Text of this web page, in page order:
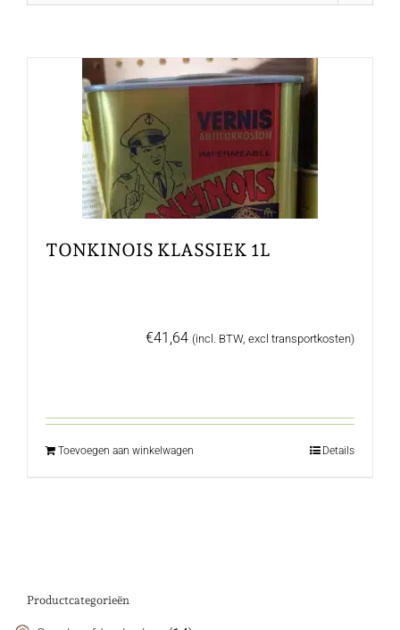
TONKINOIS KLASSIEK 1L
€41,64 (incl. BTW, excl transportkosten)
Toevoegen aan winkelwagen Details
Productcategorieën